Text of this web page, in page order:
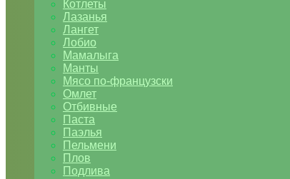
Котлеты
Лазанья
Лангет
Лобио
Мамалыга
Манты
Мясо по-французски
Омлет
Отбивные
Паста
Паэлья
Пельмени
Плов
Подлива